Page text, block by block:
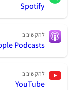
Spotify
להקשיב ב
Podcasts
להקשיב ב
YouTube